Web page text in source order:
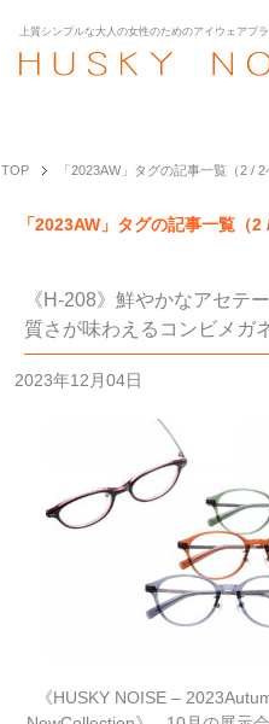
上質シンプルな大人の女性のためのアイウェアブ
TOP 「2023AW」タグの記事一覧（2 / 2
「2023AW」タグの記事一覧（2
《H-208》鮮やかなアセテ
質さが味わえるコンビメガ
2023年12月04日
《HUSKY NOISE –